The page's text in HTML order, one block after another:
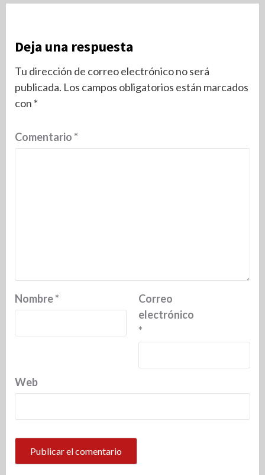
Deja una respuesta
Tu dirección de correo electrónico no será
publicada. Los campos obligatorios están marcados
con *
Comentario*
Nombre*
Correo
electrónico
*
Web